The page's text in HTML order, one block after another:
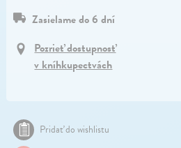
Zasielame do 6 dní
Pozrieť dostupnosť
v kníhkupectvách
Pridať do wishlistu